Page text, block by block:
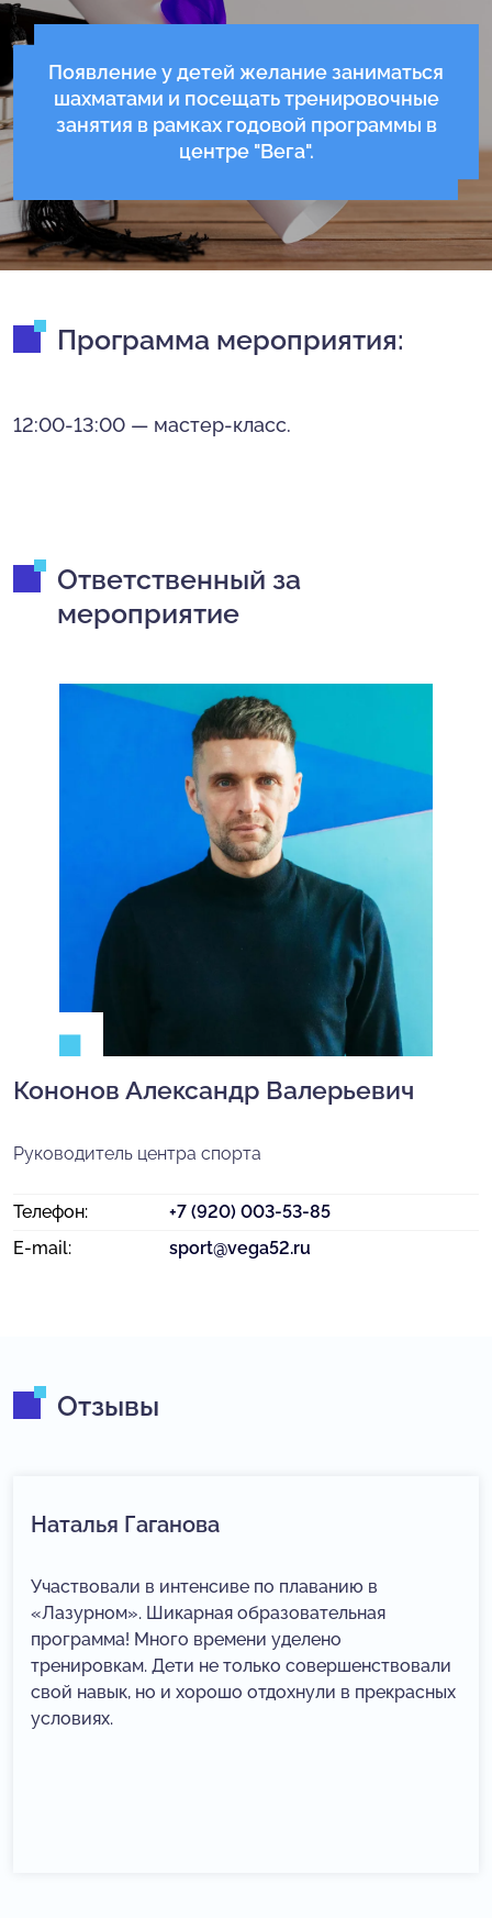
Появление у детей желание заниматься
шахматами и посещать тренировочные
занятия в рамках годовой программы в
центре "Вега".
Программа мероприятия:
12:00-13:00 — мастер-класс.
Ответственный за
мероприятие
Кононов Александр Валерьевич
Руководитель центра спорта
Телефон:
+7 (920) 003-53-85
E-mail:
sport@vega52.ru
Отзывы
Наталья Гаганова
Участвовали в интенсиве по плаванию в
«Лазурном». Шикарная образовательная
программа! Много времени уделено
тренировкам. Дети не только совершенствовали
свой навык, но и хорошо отдохнули в прекрасных
условиях.